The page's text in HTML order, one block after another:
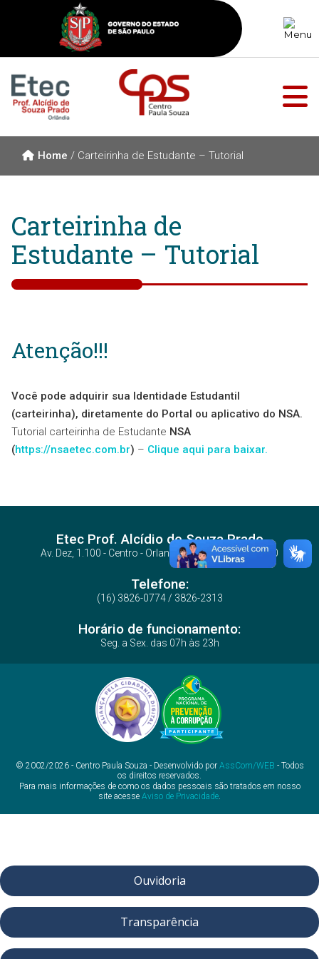
Home / Carteirinha de Estudante – Tutorial
Carteirinha de
Estudante – Tutorial
Atenção!!!
Você pode adquirir sua Identidade Estudantil
(carteirinha), diretamente do Portal ou aplicativo do NSA.
Tutorial carteirinha de Estudante NSA
(https://nsaetec.com.br) – Clique aqui para baixar.
Etec Prof. Alcídio de Souza Prado
Av. Dez, 1.100 - Centro - Orlandia/SP - CEP: 14620-000
Telefone:
(16) 3826-0774 / 3826-2313
Horário de funcionamento:
Seg. a Sex. das 07h às 23h
© 2002/2026 - Centro Paula Souza - Desenvolvido por AssCom/WEB - Todos
os direitos reservados.
Para mais informações de como os dados pessoais são tratados em nosso
site acesse Aviso de Privacidade.
Ouvidoria
Transparência